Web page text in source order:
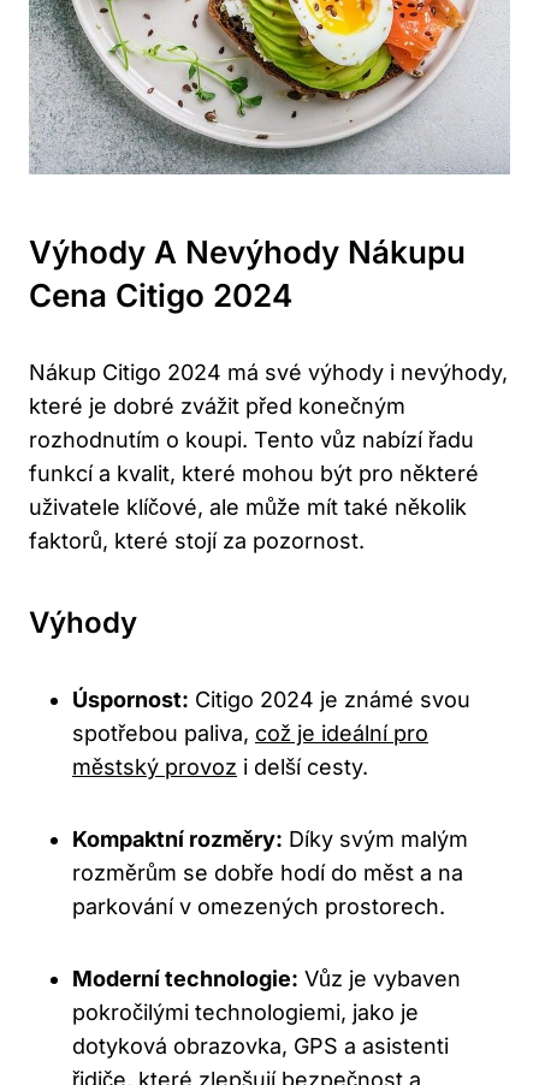
Výhody A Nevýhody Nákupu
Cena Citigo 2024
Nákup Citigo 2024 má své výhody i nevýhody,
které je dobré zvážit před konečným
rozhodnutím o koupi. Tento vůz nabízí řadu
funkcí a kvalit, které mohou být pro některé
uživatele klíčové, ale může mít také několik
faktorů, které stojí za pozornost.
Výhody
Úspornost: Citigo 2024 je známé svou
spotřebou paliva, což je ideální pro
městský provoz i delší cesty.
Kompaktní rozměry: Díky svým malým
rozměrům se dobře hodí do měst a na
parkování v omezených prostorech.
Moderní technologie: Vůz je vybaven
pokročilými technologiemi, jako je
dotyková obrazovka, GPS a asistenti
řidiče, které zlepšují bezpečnost a